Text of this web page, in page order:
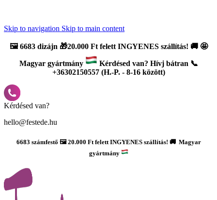
Skip to navigation Skip to main content
🖼️6683 dizájn 🎁20.000 Ft felett INGYENES szállítás! 🚚 🤩
Magyar gyártmány
Kérdésed van? Hívj bátran 📞
+36302150557 (H.-P. - 8-16 között)
Kérdésed van?
hello@festede.hu
6683 számfestő 🖼️ 20.000 Ft felett INGYENES szállítás! 🚚 Magyar
gyártmány